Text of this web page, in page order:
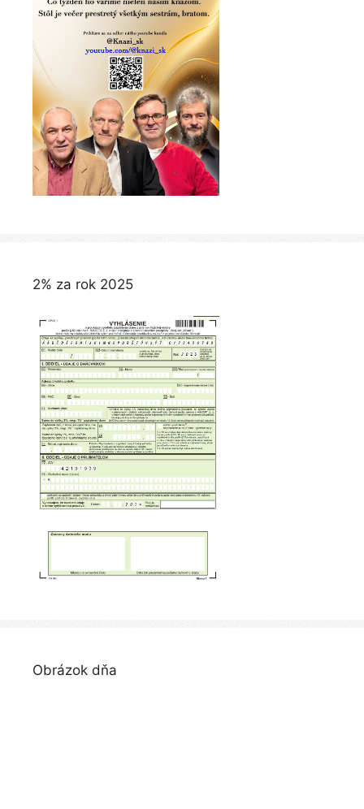
2% za rok 2025
Obrázok dňa